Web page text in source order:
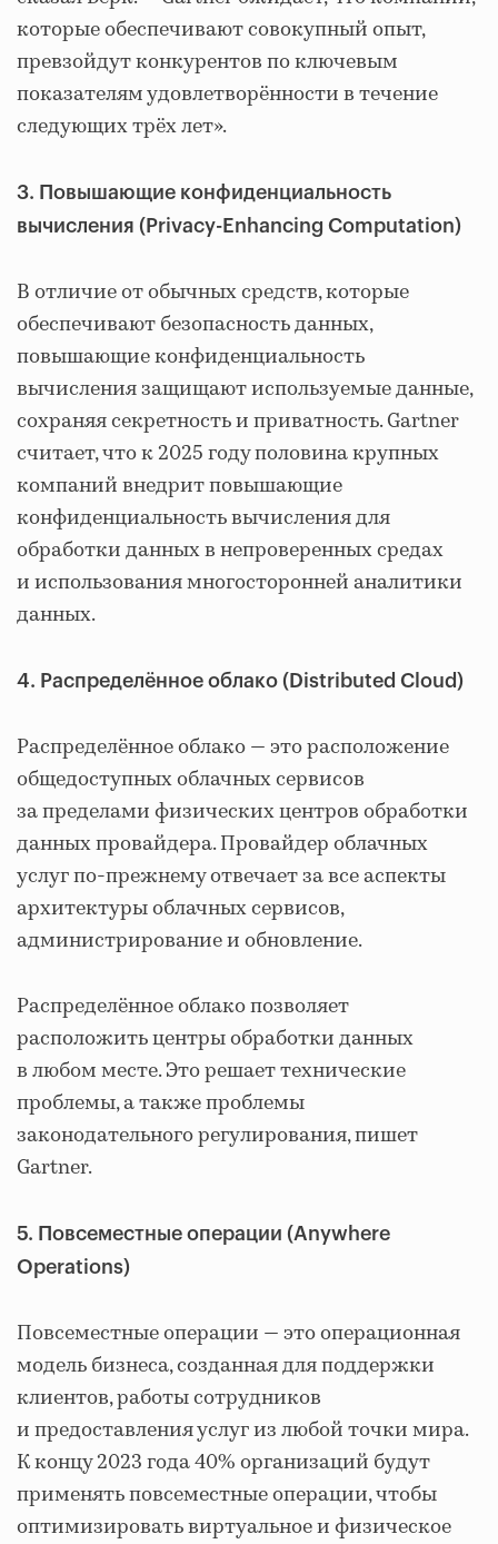
которые обеспечивают совокупный опыт,
превзойдут конкурентов по ключевым
показателям удовлетворённости в течение
следующих трёх лет».
3. Повышающие конфиденциальность
вычисления (Privacy-Enhancing Computation)
В отличие от обычных средств, которые
обеспечивают безопасность данных,
повышающие конфиденциальность
вычисления защищают используемые данные,
сохраняя секретность и приватность. Gartner
считает, что к 2025 году половина крупных
компаний внедрит повышающие
конфиденциальность вычисления для
обработки данных в непроверенных средах
и использования многосторонней аналитики
данных.
4. Распределённое облако (Distributed Cloud)
Распределённое облако — это расположение
общедоступных облачных сервисов
за пределами физических центров обработки
данных провайдера. Провайдер облачных
услуг по-прежнему отвечает за все аспекты
архитектуры облачных сервисов,
администрирование и обновление.
Распределённое облако позволяет
расположить центры обработки данных
в любом месте. Это решает технические
проблемы, а также проблемы
законодательного регулирования, пишет
Gartner.
5. Повсеместные операции (Anywhere
Operations)
Повсеместные операции — это операционная
модель бизнеса, созданная для поддержки
клиентов, работы сотрудников
и предоставления услуг из любой точки мира.
К концу 2023 года 40% организаций будут
применять повсеместные операции, чтобы
оптимизировать виртуальное и физическое